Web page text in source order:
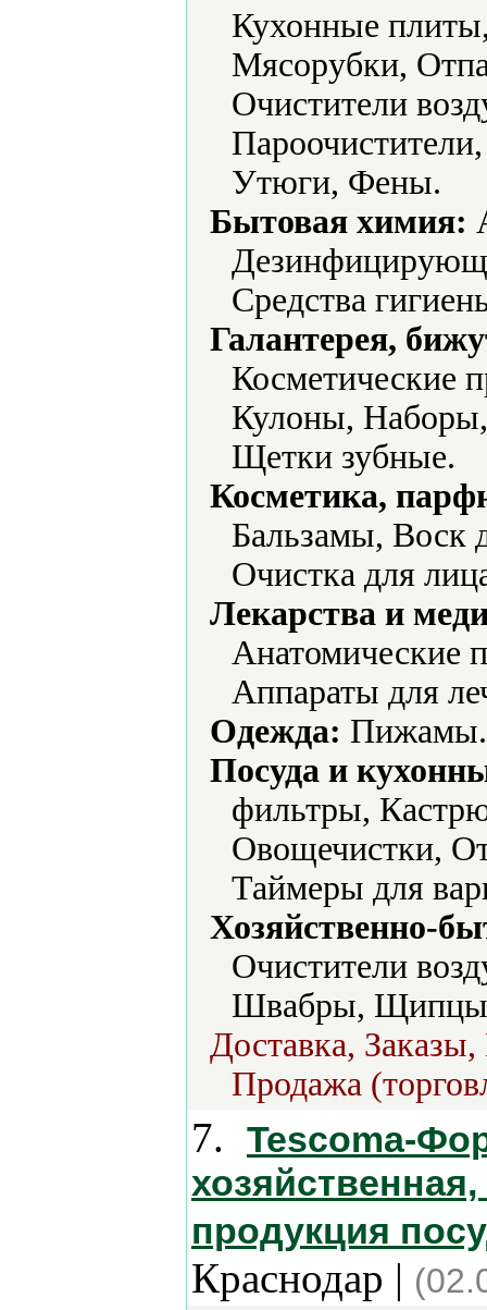
Кухонные
Мясорубки,
Очистители
Утюги, Фены.
Бытовая химия:
Средства
Галантерея,
Косметические
Кулоны,
Щетки зубные.
Косметика,
Бальзамы, Воск
Очистка для
Лекарства и
Анатомические
Аппараты для
Одежда: Пижамы.
Посуда и
фильтры,
Овощечистки,
Таймеры для
Хозяйственно-
Очистители
Швабры, Щипцы
Доставка,
Продажа
7.
Tescoma-
продукция
Краснодар |